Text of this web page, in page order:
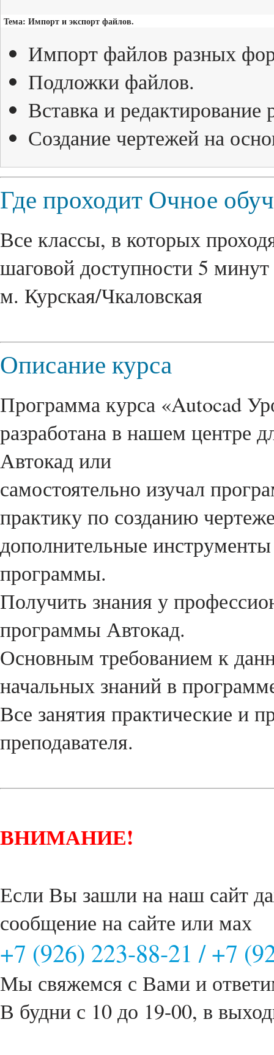
Тема: Импорт и экспорт файлов.
Импорт файлов разных
Подложки файлов.
Вставка и редактирование
Создание чертежей на
Где проходит Очное
Все классы, в которых
шаговой доступности 5
м. Курская/Чкаловская
Описание курса
Программа курса «Autocad
разработана в нашем центре
Автокад или
самостоятельно изучал
практику по созданию
дополнительные
программы.
Получить знания у
программы Автокад.
Основным требованием к
начальных знаний в
Все занятия практические и
преподавателя.
ВНИМАНИЕ!
Если Вы зашли на наш сайт
сообщение на сайте или мах
+7 (926) 223-88-21 /+7
Мы свяжемся с Вами и
В будни с 10 до 19-00, в